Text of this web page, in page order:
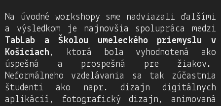
Na úvodné workshopy sme nadviazali ďalšími
a výsledkom je najnovšia spolupráca medzi
TabLab a Školou umeleckého priemyslu v
Košiciach , ktorá bola vyhodnotená ako
úspešná a prospešná pre žiakov.
Neformálneho vzdelávania sa tak zúčastnia
študenti ako napr. dizajn digitálnych
aplikácií, fotografický dizajn, animovaná